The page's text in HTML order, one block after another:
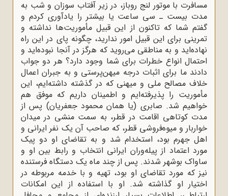
مسافرت با موتور لنج روباز، در زیر آفتاب سوزان و شب به
مدت بیست ـ سی ساعت یا بیشتر را یادآوری کردم و
گفتم شما که تاکنون از این قبیل مأموریت‌ها نداشته و
تمرینی برای این قبیل امور ندارید، چگونه پای در این راه
نهاده‌اید و به مناطقی می‌روید که هرگز در آنجا نبوده‌اید و
احتمال انواع خطرات برای شما وجود دارد؟ هر دو جواب
دادند ما برای اثبات درجه میهن‌پرستی و به جبران اعمال
خلاف مصالح ملی و میهنی که در گذشته داشته‌ایم، این
مأموریت را پذیرفته‌ایم و اطمینان داریم که موفق هم
خواهیم شد. صابری (یا همان محمود جعفریان) پس از
مدت کوتاهی اقامت در قطر، به سمت منشی در میدان
خواربار و میوه‌فروشی قطر، که صاحب آن یک نفر ایرانی و
اهل جهرم بود، استخدام شد و به تقاضای او دو پیک
مورد اعتماد از پیله‌وران ایرانی انتخاب و رابط بین او و
ساواک بوشهر شدند. پس از چند ماه یک دستگاه فرستنده
نیز که مورد تقاضای او بود، تهیه و با خدمه مربوطه در
اختیار او گذاشته شد. او با استفاده از این امکانات